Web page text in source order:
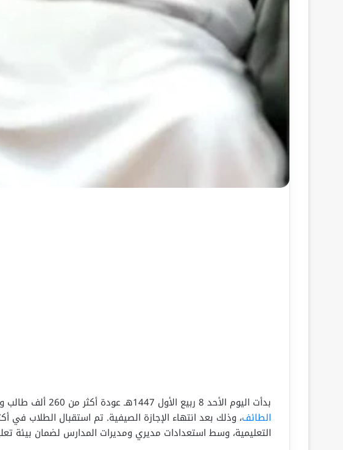
بدأت اليوم الأحد 8 ربيع الأول 1447هـ عودة أكثر من 260 ألف طالب وطالبة إلى مقاعد الدراسة في محافظة
الطائف
التعليمية، وسط استعدادات مديري ومديرات المدارس لضمان بيئة